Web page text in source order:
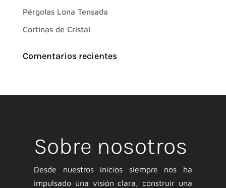
Pérgolas Lona Tensada
Cortinas de Cristal
Comentarios recientes
Sobre nosotros
Desde nuestros inicios siempre nos ha
impulsado una visión clara, construir una